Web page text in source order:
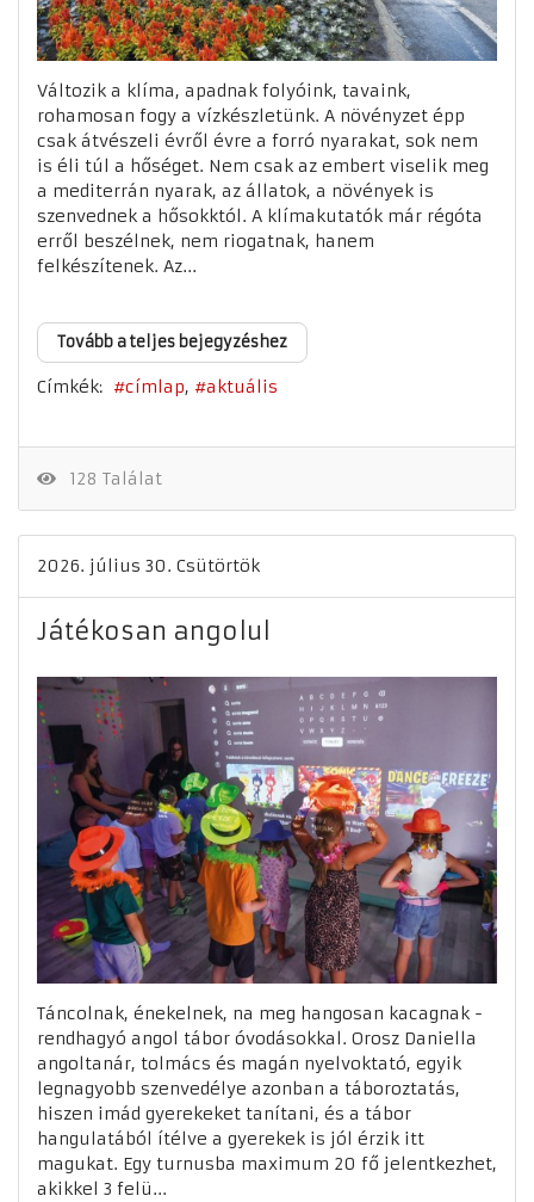
Változik a klíma, apadnak folyóink, tavaink,
rohamosan fogy a vízkészletünk. A növényzet épp
csak átvészeli évről évre a forró nyarakat, sok nem
is éli túl a hőséget. Nem csak az embert viselik meg
a mediterrán nyarak, az állatok, a növények is
szenvednek a hősokktól. A klímakutatók már régóta
erről beszélnek, nem riogatnak, hanem
felkészítenek. Az...
Tovább a teljes bejegyzéshez
Címkék: címlap aktuális
128 Találat
2026. július 30. Csütörtök
Játékosan angolul
Táncolnak, énekelnek, na meg hangosan kacagnak -
rendhagyó angol tábor óvodásokkal. Orosz Daniella
angoltanár, tolmács és magán nyelvoktató, egyik
legnagyobb szenvedélye azonban a táboroztatás,
hiszen imád gyerekeket tanítani, és a tábor
hangulatából ítélve a gyerekek is jól érzik itt
magukat. Egy turnusba maximum 20 fő jelentkezhet,
akikkel 3 felü...